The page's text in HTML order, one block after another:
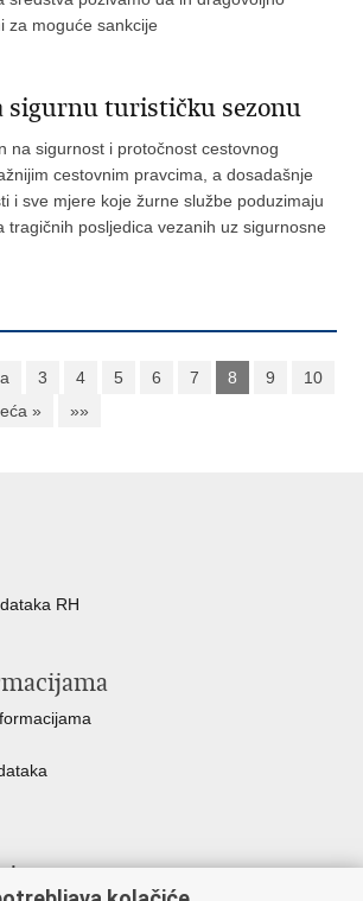
za moguće sankcije
sigurnu turističku sezonu
na sigurnost i protočnost cestovnog
cestovnim pravcima, a dosadašnje
i sve mjere koje žurne službe poduzimaju
tragičnih posljedica vezanih uz sigurnosne
3 4 5 6 7 8 9
10
» »»
RH